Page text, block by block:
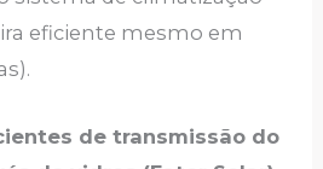
eficiente mesmo em
de transmissão do